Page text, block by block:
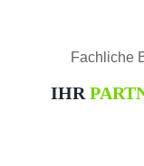
Fachliche
IHR